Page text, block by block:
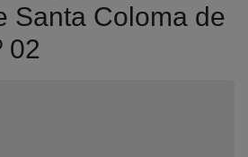
Santa Coloma de
02
nueva